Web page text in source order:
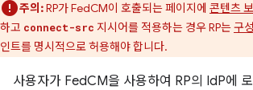
주의:RP가 FedCM이 호출되는 페이지에 콘텐츠
하고 connect-src 지시어를 적용하는 경우 RP는구
인트를 명시적으로 허용해야 합니다.
사용자가 FedCM을 사용하여 RP의 IdP에